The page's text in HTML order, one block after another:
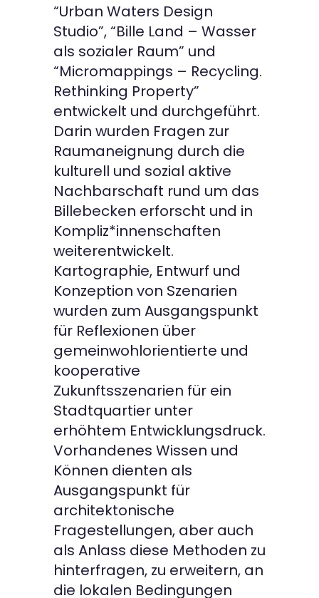
“Urban Waters Design
Studio”, “Bille Land – Wasser
als sozialer Raum” und
“Micromappings – Recycling.
Rethinking Property”
entwickelt und durchgeführt.
Darin wurden Fragen zur
Raumaneignung durch die
kulturell und sozial aktive
Nachbarschaft rund um das
Billebecken erforscht und in
Kompliz*innenschaften
weiterentwickelt.
Kartographie, Entwurf und
Konzeption von Szenarien
wurden zum Ausgangspunkt
für Reflexionen über
gemeinwohlorientierte und
kooperative
Zukunftsszenarien für ein
Stadtquartier unter
erhöhtem Entwicklungsdruck.
Vorhandenes Wissen und
Können dienten als
Ausgangspunkt für
architektonische
Fragestellungen, aber auch
als Anlass diese Methoden zu
hinterfragen, zu erweitern, an
die lokalen Bedingungen